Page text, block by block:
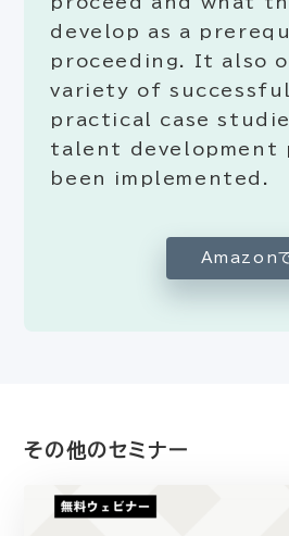
develop as a
proceeding. It also
variety of
practical case
talent development
been implemented.
Amazon
その他のセミナー